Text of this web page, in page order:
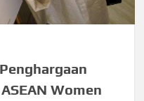
Women